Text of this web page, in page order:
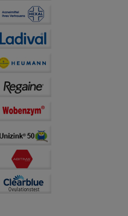
hierfür teilweise an
Medien